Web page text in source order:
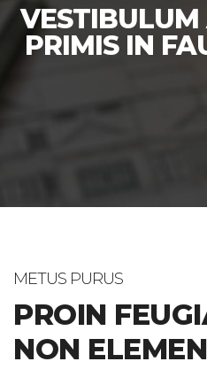
PRIMIS IN
METUS PURUS
PROIN
NON